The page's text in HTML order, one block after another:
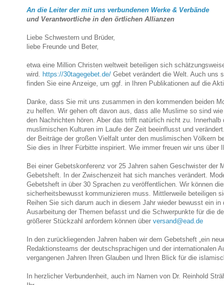
An die Leiter der mit uns verbundenen Werke & Verbände
und Verantwortliche in den örtlichen Allianzen
Liebe Schwestern und Brüder,
liebe Freunde und Beter,
etwa eine Million Christen weltweit beteiligen sich schätzungsweise
wird.
https://30tagegebet.de/ Gebet verändert die Welt. Auch uns
finden Sie eine Anzeige, um ggf. in Ihren Publikationen auf die
Danke, dass Sie mit uns zusammen in den kommenden beiden
zu helfen. Wir gehen oft davon aus, dass alle Muslime so sind
den Nachrichten hören. Aber das trifft natürlich nicht zu.
muslimischen Kulturen im Laufe der Zeit beeinflusst und
der Beiträge der großen Vielfalt unter den muslimischen Völkern
Sie dies in Ihrer Fürbitte inspiriert. Wie immer freuen wir uns über
Bei einer Gebetskonferenz vor 25 Jahren sahen Geschwister
Gebetsheft. In der Zwischenzeit hat sich manches verändert.
Gebetsheft in über 30 Sprachen zu veröffentlichen. Wir können
sicherheitsbewusst kommunizieren muss. Mittlerweile beteiligen
Reihen Sie sich darum auch in diesem Jahr wieder bewusst ein
Ausarbeitung der Themen befasst und die Schwerpunkte für die
größerer Stückzahl anfordern können über versand@ead.de
In den zurückliegenden Jahren haben wir dem Gebetsheft „ein
Redaktionsteams der deutschsprachigen und der internationalen
vergangenen Jahren Ihren Glauben und Ihren Blick für die
In herzlicher Verbundenheit, auch im Namen von Dr. Reinhold